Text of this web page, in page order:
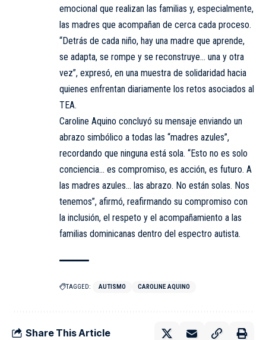
emocional que realizan las familias y, especialmente,
las madres que acompañan de cerca cada proceso.
“Detrás de cada niño, hay una madre que aprende,
se adapta, se rompe y se reconstruye… una y otra
vez”, expresó, en una muestra de solidaridad hacia
quienes enfrentan diariamente los retos asociados al
TEA.
Caroline Aquino concluyó su mensaje enviando un
abrazo simbólico a todas las “madres azules”,
recordando que ninguna está sola. “Esto no es solo
conciencia… es compromiso, es acción, es futuro. A
las madres azules… las abrazo. No están solas. Nos
tenemos”, afirmó, reafirmando su compromiso con
la inclusión, el respeto y el acompañamiento a las
familias dominicanas dentro del espectro autista.
TAGGED: AUTISMO CAROLINE AQUINO
Share This Article